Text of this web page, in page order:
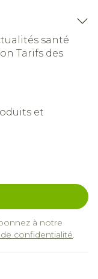
santé
Tarifs des
et
à notre
confidentialité.